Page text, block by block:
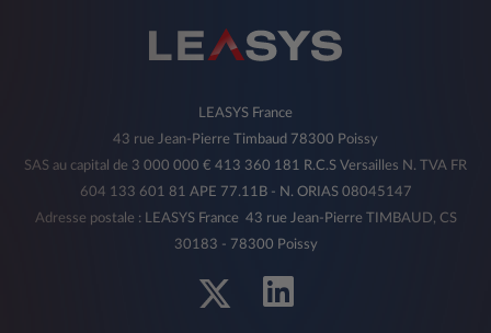
LEASYS France
43 rue Jean-Pierre Timbaud 78300 Poissy
SAS au capital de 3 000 000 € 413 360 181 R.C.S Versailles N. TVA FR
604 133 601 81 APE 77.11B - N. ORIAS 08045147
Adresse postale : LEASYS France 43 rue Jean-Pierre TIMBAUD, CS
30183 - 78300 Poissy